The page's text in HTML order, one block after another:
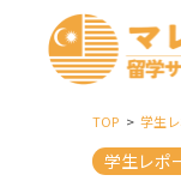
TOP 学生
学生レポ